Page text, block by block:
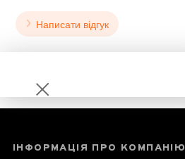
Написати відгук
ІНФОРМАЦІЯ ПРО КОМПАНІЮ